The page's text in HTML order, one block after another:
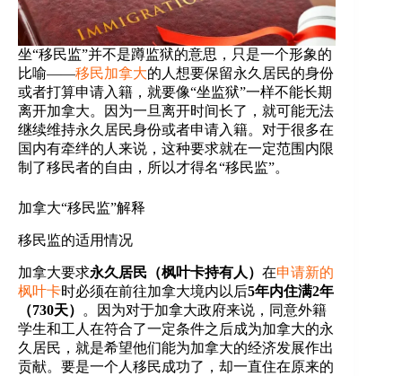
坐“移民监”并不是蹲监狱的意思，只是一个形象的
比喻——移民加拿大的人想要保留永久居民的身份
或者打算申请入籍，就要像“坐监狱”一样不能长期
离开加拿大。因为一旦离开时间长了，就可能无法
继续维持永久居民身份或者申请入籍。对于很多在
国内有牵绊的人来说，这种要求就在一定范围内限
制了移民者的自由，所以才得名“移民监”。
加拿大“移民监”解释
移民监的适用情况
加拿大要求永久居民（枫叶卡持有人） 在申请新的
枫叶卡时必须在前往加拿大境内以后5年内住满2年
（730天）
。因为对于加拿大政府来说，同意外籍
学生和工人在符合了一定条件之后成为加拿大的永
久居民，就是希望他们能为加拿大的经济发展作出
贡献。要是一个人移民成功了，却一直住在原来的